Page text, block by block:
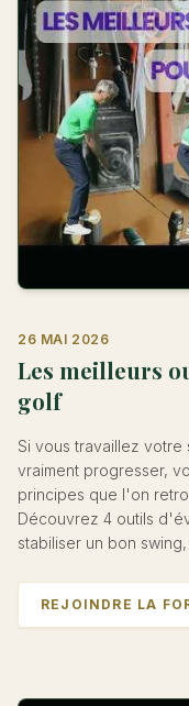
26 MAI 2026
Les meilleurs
golf
Si vous travaillez votre
vraiment progresser,
principes que l'on
Découvrez 4 outils
stabiliser un bon
REJOINDRE LA